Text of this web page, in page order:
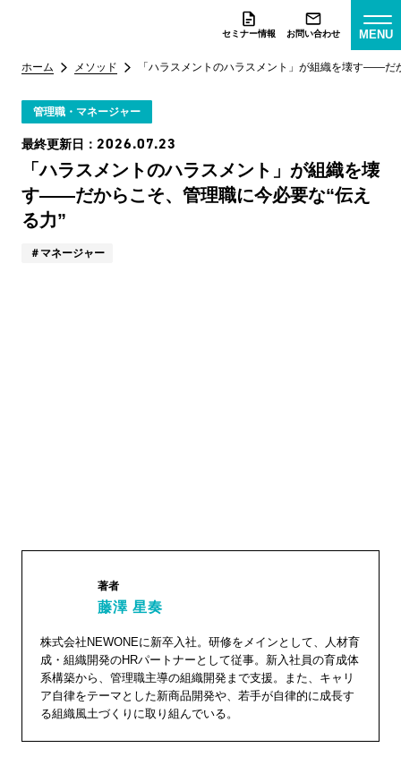
セミナー情報 お問い合わせ MENU
ホーム メソッド 「ハラスメントのハラスメント」が組織を壊す——だ
管理職・マネージャー
最終更新日： 2026.07.23
「ハラスメントのハラスメント」が組織を壊
す——だからこそ、管理職に今必要な“伝え
る力”
マネージャー
藤澤 星
奏"
width="1
04"
height="
著者
藤澤 星奏
株式会社NEWONEに新卒入社。研修をメインとして、人材育
成・組織開発のHRパートナーとして従事。新入社員の育成体
系構築から、管理職主導の組織開発まで支援。また、キャリ
ア自律をテーマとした新商品開発や、若手が自律的に成長す
る組織風土づくりに取り組んでいる。